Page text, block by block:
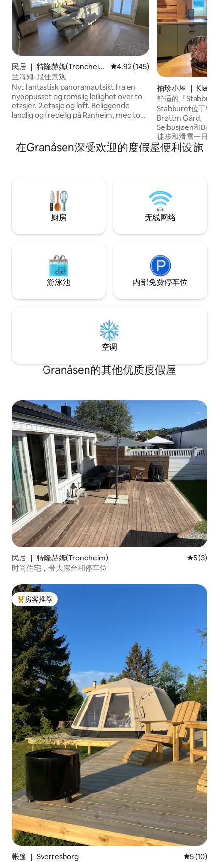
民居 ｜ 特隆赫姆(Trondhei
m)
平均评分 4.92 分（满分 5 分），
4.92 (145)
兰海姆-最佳景观
Nyt fantastisk panoramautsikt fra en
nyoppusset og romslig leilighet over to
etasjer, 2.etasje og loft. Beliggende
landlig og fredelig på Ranheim, med to
Leiligheten har tre soverom og en
sovesofa, plass til opptil 8 personer.
lader, WiFi, fullt utstyrt kjøkken, to stuer,
sengetøy og håndduker inkludert.
袖珍小屋 ｜ Klæbu
舒适的「Stabbur
钟车程
Stabburet位于特
Brøttm Gård。 位
Selbusjøen和
徒步和滑雪一日游
夏季提供服务。
艇/独木舟或划船
离Vassfjellet仅10
（ Trondheim ）
在Granåsen深受欢迎的度假屋便利设施
厨房 无线网络
游泳池 内部免费停车位
空调
Granåsen的其他优质度假屋
民居 ｜ 特隆赫姆(Trondheim) 平均评分
5 (3)
时尚住宅，带大露台和停车位
热门「房客推荐」
房客推荐
帐篷 ｜ Sverresborg 平均评分
5 (10)